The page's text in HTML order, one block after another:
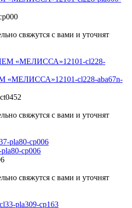
свяжутся с вами и уточнят
cl228-aba67n-
свяжутся с вами и уточнят
cp006
свяжутся с вами и уточнят